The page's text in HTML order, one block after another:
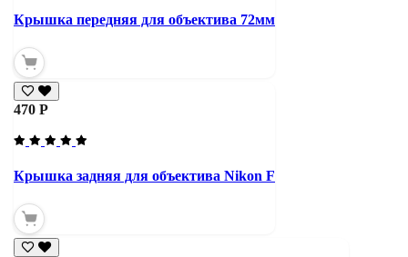
Крышка передняя для объектива 72мм
470 Р
Крышка задняя для объектива Nikon F